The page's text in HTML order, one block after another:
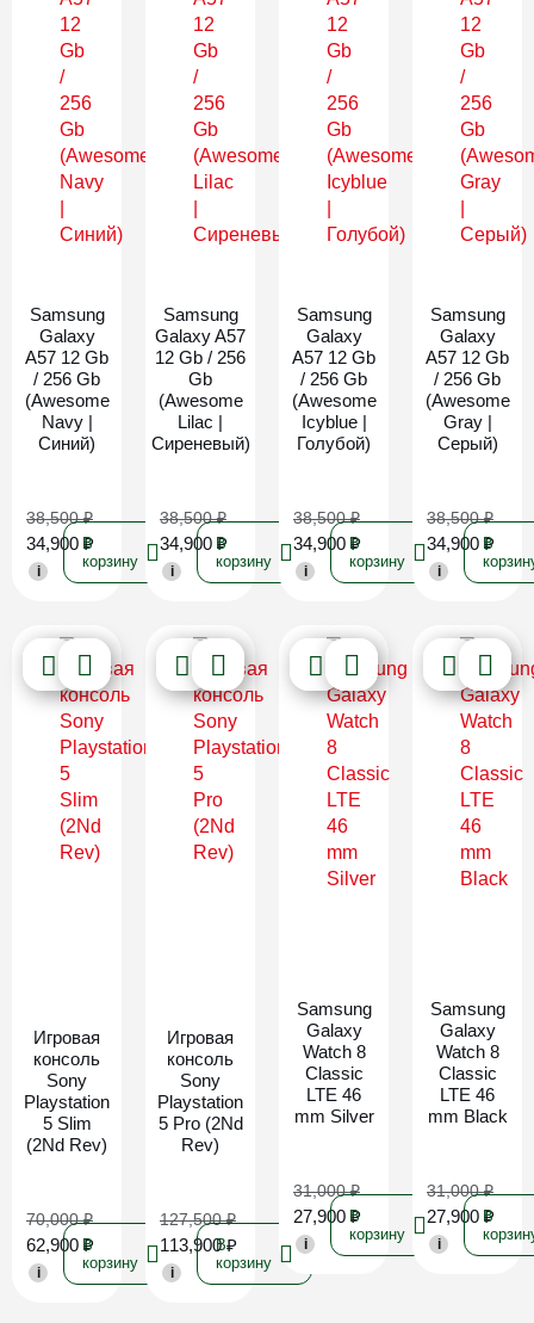
Samsung
Galaxy
A57 12 Gb
/ 256 Gb
(Awesome
Navy |
Синий)
38,500₽
34,900 ₽
i
В
корзину
Samsung
Galaxy A57
12 Gb / 256
Gb
(Awesome
Lilac |
Сиреневый)
38,500₽
34,900 ₽
i
В
корзину
Samsung
Galaxy
A57 12 Gb
/ 256 Gb
(Awesome
Icyblue |
Голубой)
38,500₽
34,900 ₽
i
В
корзину
Samsung
Galaxy
A57 12 Gb
/ 256 Gb
(Awesome
Gray |
Серый)
38,500₽
34,900 ₽
i
В
Игровая
консоль
Sony
Playstation
5 Slim
(2Nd Rev)
70,000₽
62,900 ₽
i
В
корзину
Игровая
консоль
Sony
Playstation
5 Pro (2Nd
Rev)
127,500₽
113,900₽
i
В
корзину
Samsung
Galaxy
Watch 8
Classic
LTE 46
mm Silver
31,000₽
27,900 ₽
i
В
корзину
Samsung
Galaxy
Watch 8
Classic
LTE 46
mm Black
31,000₽
27,900 ₽
i
В